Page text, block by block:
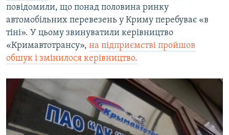
повідомили, що понад половина ринку
автомобільних перевезень у Криму перебуває «в
тіні». У цьому звинуватили керівництво
«Кримавтотрансу», на підприємстві пройшов
обшук і змінилося керівництво.